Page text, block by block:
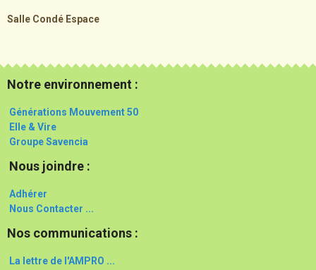
Salle Condé Espace
Notre environnement :
Générations Mouvement 50
Elle & Vire
Groupe Savencia
Nous joindre :
Adhérer
Nous Contacter ...
Nos communications :
La lettre de l'AMPRO ...